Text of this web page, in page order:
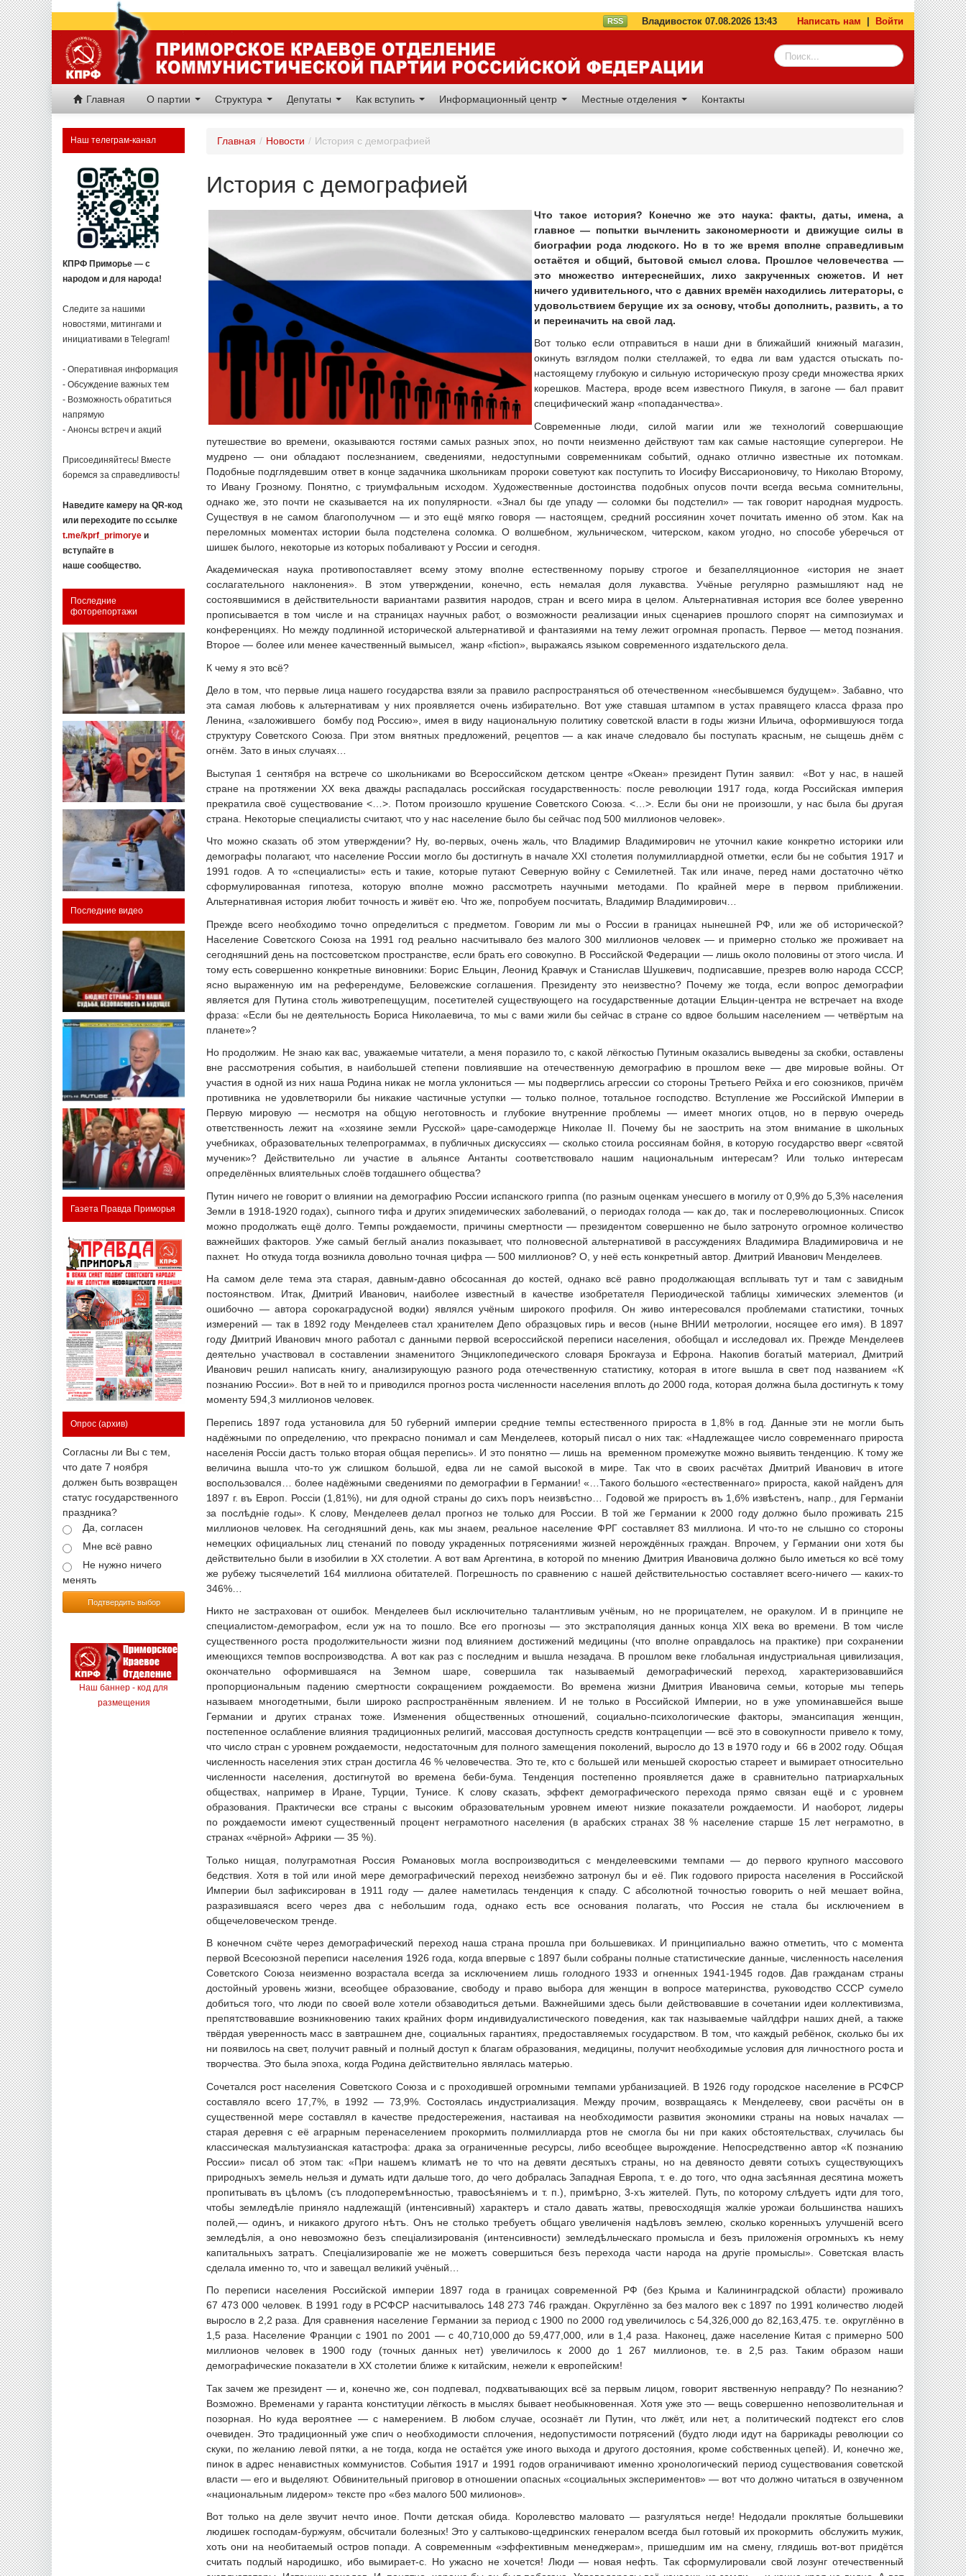
RSS Владивосток 07.08.2026 13:43 Написать нам Войти
Главная О партии Структура Депутаты Как вступить Информационный центр Местные отделения Контакты
Наш телеграм-канал
КПРФ Приморье — с
народом и для народа!
Следите за нашими
новостями, митингами и
инициативами в Telegram!
- Оперативная информация
- Обсуждение важных тем
- Возможность обратиться
напрямую
- Анонсы встреч и акций
Присоединяйтесь! Вместе
боремся за справедливость!
Наведите камеру на QR-код
или переходите по ссылке
t.me/kprf_primorye и
вступайте в
наше сообщество.
Последние
фоторепортажи
Последние видео
Газета Правда Приморья
Опрос (архив)
Согласны ли Вы с тем,
что дате 7 ноября
должен быть возвращен
статус государственного
праздника?
Да, согласен
Мне всё равно
Не нужно ничего
менять
Подтвердить выбор
Наш баннер - код для
размещения
Главная / Новости / История с демографией
История с демографией
Что такое история? Конечно же это наука: факты, даты, имена, а
главное — попытки вычленить закономерности и движущие силы в
биографии рода людского. Но в то же время вполне справедливым
остаётся и общий, бытовой смысл слова. Прошлое человечества —
это множество интереснейших, лихо закрученных сюжетов. И нет
ничего удивительного, что с давних времён находились литераторы, с
удовольствием берущие их за основу, чтобы дополнить, развить, а то
и переиначить на свой лад.
Вот только если отправиться в наши дни в ближайший книжный магазин,
окинуть взглядом полки стеллажей, то едва ли вам удастся отыскать по-
настоящему глубокую и сильную историческую прозу среди множества ярких
корешков. Мастера, вроде всем известного Пикуля, в загоне — бал правит
специфический жанр «попаданчества».
Современные люди, силой магии или же технологий совершающие
путешествие во времени, оказываются гостями самых разных эпох, но почти неизменно действуют там как самые настоящие супергерои. Не
мудрено — они обладают послезнанием, сведениями, недоступными современникам событий, однако отлично известные их потомкам.
Подобные подглядевшим ответ в конце задачника школьникам пророки советуют как поступить то Иосифу Виссарионовичу, то Николаю Второму,
то Ивану Грозному. Понятно, с триумфальным исходом. Художественные достоинства подобных опусов почти всегда весьма сомнительны,
однако же, это почти не сказывается на их популярности. «Знал бы где упаду — соломки бы подстелил» — так говорит народная мудрость.
Существуя в не самом благополучном — и это ещё мягко говоря — настоящем, средний россиянин хочет почитать именно об этом. Как на
переломных моментах истории была подстелена соломка. О волшебном, жульническом, читерском, каком угодно, но способе уберечься от
шишек былого, некоторые из которых побаливают у России и сегодня.
Академическая наука противопоставляет всему этому вполне естественному порыву строгое и безапелляционное «история не знает
сослагательного наклонения». В этом утверждении, конечно, есть немалая доля лукавства. Учёные регулярно размышляют над не
состоявшимися в действительности вариантами развития народов, стран и всего мира в целом. Альтернативная история все более уверенно
прописывается в том числе и на страницах научных работ, о возможности реализации иных сценариев прошлого спорят на симпозиумах и
конференциях. Но между подлинной исторической альтернативой и фантазиями на тему лежит огромная пропасть. Первое — метод познания.
Второе — более или менее качественный вымысел, жанр «fiction», выражаясь языком современного издательского дела.
К чему я это всё?
Дело в том, что первые лица нашего государства взяли за правило распространяться об отечественном «несбывшемся будущем». Забавно, что
эта самая любовь к альтернативам у них проявляется очень избирательно. Вот уже ставшая штампом в устах правящего класса фраза про
Ленина, «заложившего бомбу под Россию», имея в виду национальную политику советской власти в годы жизни Ильича, оформившуюся тогда
структуру Советского Союза. При этом внятных предложений, рецептов — а как иначе следовало бы поступать красным, не сыщешь днём с
огнём. Зато в иных случаях…
Выступая 1 сентября на встрече со школьниками во Всероссийском детском центре «Океан» президент Путин заявил: «Вот у нас, в нашей
стране на протяжении XX века дважды распадалась российская государственность: после революции 1917 года, когда Российская империя
прекратила своё существование <…>. Потом произошло крушение Советского Союза. <…>. Если бы они не произошли, у нас была бы другая
страна. Некоторые специалисты считают, что у нас население было бы сейчас под 500 миллионов человек».
Что можно сказать об этом утверждении? Ну, во-первых, очень жаль, что Владимир Владимирович не уточнил какие конкретно историки или
демографы полагают, что население России могло бы достигнуть в начале XXI столетия полумиллиардной отметки, если бы не события 1917 и
1991 годов. А то «специалисты» есть и такие, которые путают Северную войну с Семилетней. Так или иначе, перед нами достаточно чётко
сформулированная гипотеза, которую вполне можно рассмотреть научными методами. По крайней мере в первом приближении.
Альтернативная история любит точность и живёт ею. Что же, попробуем посчитать, Владимир Владимирович…
Прежде всего необходимо точно определиться с предметом. Говорим ли мы о России в границах нынешней РФ, или же об исторической?
Население Советского Союза на 1991 год реально насчитывало без малого 300 миллионов человек — и примерно столько же проживает на
сегодняшний день на постсоветском пространстве, если брать его совокупно. В Российской Федерации — лишь около половины от этого числа. И
тому есть совершенно конкретные виновники: Борис Ельцин, Леонид Кравчук и Станислав Шушкевич, подписавшие, презрев волю народа СССР,
ясно выраженную им на референдуме, Беловежские соглашения. Президенту это неизвестно? Почему же тогда, если вопрос демографии
является для Путина столь животрепещущим, посетителей существующего на государственные дотации Ельцин-центра не встречает на входе
фраза: «Если бы не деятельность Бориса Николаевича, то мы с вами жили бы сейчас в стране со вдвое большим населением — четвёртым на
планете»?
Но продолжим. Не знаю как вас, уважаемые читатели, а меня поразило то, с какой лёгкостью Путиным оказались выведены за скобки, оставлены
вне рассмотрения события, в наибольшей степени повлиявшие на отечественную демографию в прошлом веке — две мировые войны. От
участия в одной из них наша Родина никак не могла уклониться — мы подверглись агрессии со стороны Третьего Рейха и его союзников, причём
противника не удовлетворили бы никакие частичные уступки — только полное, тотальное господство. Вступление же Российской Империи в
Первую мировую — несмотря на общую неготовность и глубокие внутренние проблемы — имеет многих отцов, но в первую очередь
ответственность лежит на «хозяине земли Русской» царе-самодержце Николае II. Почему бы не заострить на этом внимание в школьных
учебниках, образовательных телепрограммах, в публичных дискуссиях — сколько стоила россиянам бойня, в которую государство вверг «святой
мученик»? Действительно ли участие в альянсе Антанты соответствовало нашим национальным интересам? Или только интересам
определённых влиятельных слоёв тогдашнего общества?
Путин ничего не говорит о влиянии на демографию России испанского гриппа (по разным оценкам унесшего в могилу от 0,9% до 5,3% населения
Земли в 1918-1920 годах), сыпного тифа и других эпидемических заболеваний, о периодах голода — как до, так и послереволюционных. Список
можно продолжать ещё долго. Темпы рождаемости, причины смертности — президентом совершенно не было затронуто огромное количество
важнейших факторов. Уже самый беглый анализ показывает, что полновесной альтернативой в рассуждениях Владимира Владимировича и не
пахнет. Но откуда тогда возникла довольно точная цифра — 500 миллионов? О, у неё есть конкретный автор. Дмитрий Иванович Менделеев.
На самом деле тема эта старая, давным-давно обсосанная до костей, однако всё равно продолжающая всплывать тут и там с завидным
постоянством. Итак, Дмитрий Иванович, наиболее известный в качестве изобретателя Периодической таблицы химических элементов (и
ошибочно — автора сорокаградусной водки) являлся учёным широкого профиля. Он живо интересовался проблемами статистики, точных
измерений — так в 1892 году Менделеев стал хранителем Депо образцовых гирь и весов (ныне ВНИИ метрологии, носящее его имя). В 1897
году Дмитрий Иванович много работал с данными первой всероссийской переписи населения, обобщал и исследовал их. Прежде Менделеев
деятельно участвовал в составлении знаменитого Энциклопедического словаря Брокгауза и Ефрона. Накопив богатый материал, Дмитрий
Иванович решил написать книгу, анализирующую разного рода отечественную статистику, которая в итоге вышла в свет под названием «К
познанию России». Вот в ней то и приводился прогноз роста численности населения вплоть до 2000 года, которая должна была достигнуть к тому
моменту 594,3 миллионов человек.
Перепись 1897 года установила для 50 губерний империи средние темпы естественного прироста в 1,8% в год. Данные эти не могли быть
надёжными по определению, что прекрасно понимал и сам Менделеев, который писал о них так: «Надлежащее число современнаго прироста
населенія Россіи дастъ только вторая общая перепись». И это понятно — лишь на временном промежутке можно выявить тенденцию. К тому же
величина вышла что-то уж слишком большой, едва ли не самой высокой в мире. Так что в своих расчётах Дмитрий Иванович в итоге
воспользовался… более надёжными сведениями по демографии в Германии! «…Такого большого «естественнаго» прироста, какой найденъ для
1897 г. въ Европ. Россіи (1,81%), ни для одной страны до сихъ поръ неизвѣстно… Годовой же приростъ въ 1,б% извѣстенъ, напр., для Германіи
за послѣдніе годы». К слову, Менделеев делал прогноз не только для России. В той же Германии к 2000 году должно было проживать 215
миллионов человек. На сегодняшний день, как мы знаем, реальное население ФРГ составляет 83 миллиона. И что-то не слышно со стороны
немецких официальных лиц стенаний по поводу украденных потрясениями жизней нерождённых граждан. Впрочем, у Германии они хотя бы
действительно были в изобилии в XX столетии. А вот вам Аргентина, в которой по мнению Дмитрия Ивановича должно было иметься ко всё тому
же рубежу тысячелетий 164 миллиона обитателей. Погрешность по сравнению с нашей действительностью составляет всего-ничего — каких-то
346%…
Никто не застрахован от ошибок. Менделеев был исключительно талантливым учёным, но не прорицателем, не оракулом. И в принципе не
специалистом-демографом, если уж на то пошло. Все его прогнозы — это экстраполяция данных конца XIX века во времени. В том числе
существенного роста продолжительности жизни под влиянием достижений медицины (что вполне оправдалось на практике) при сохранении
имеющихся темпов воспроизводства. А вот как раз с последним и вышла незадача. В прошлом веке глобальная индустриальная цивилизация,
окончательно оформившаяся на Земном шаре, совершила так называемый демографический переход, характеризовавшийся
пропорциональным падению смертности сокращением рождаемости. Во времена жизни Дмитрия Ивановича семьи, которые мы теперь
называем многодетными, были широко распространённым явлением. И не только в Российской Империи, но в уже упоминавшейся выше
Германии и других странах тоже. Изменения общественных отношений, социально-психологические факторы, эмансипация женщин,
постепенное ослабление влияния традиционных религий, массовая доступность средств контрацепции — всё это в совокупности привело к тому,
что число стран с уровнем рождаемости, недостаточным для полного замещения поколений, выросло до 13 в 1970 году и 66 в 2002 году. Общая
численность населения этих стран достигла 46 % человечества. Это те, кто с большей или меньшей скоростью стареет и вымирает относительно
численности населения, достигнутой во времена беби-бума. Тенденция постепенно проявляется даже в сравнительно патриархальных
обществах, например в Иране, Турции, Тунисе. К слову сказать, эффект демографического перехода прямо связан ещё и с уровнем
образования. Практически все страны с высоким образовательным уровнем имеют низкие показатели рождаемости. И наоборот, лидеры
по рождаемости имеют существенный процент неграмотного населения (в арабских странах 38 % население старше 15 лет неграмотно, в
странах «чёрной» Африки — 35 %).
Только нищая, полуграмотная Россия Романовых могла воспроизводиться с менделеевскими темпами — до первого крупного массового
бедствия. Хотя в той или иной мере демографический переход неизбежно затронул бы и её. Пик годового прироста населения в Российской
Империи был зафиксирован в 1911 году — далее наметилась тенденция к спаду. С абсолютной точностью говорить о ней мешает война,
разразившаяся всего через два с небольшим года, однако есть все основания полагать, что Россия не стала бы исключением в
общечеловеческом тренде.
В конечном счёте через демографический переход наша страна прошла при большевиках. И принципиально важно отметить, что с момента
первой Всесоюзной переписи населения 1926 года, когда впервые с 1897 были собраны полные статистические данные, численность населения
Советского Союза неизменно возрастала всегда за исключением лишь голодного 1933 и огненных 1941-1945 годов. Дав гражданам страны
достойный уровень жизни, всеобщее образование, свободу и право выбора для женщин в вопросе материнства, руководство СССР сумело
добиться того, что люди по своей воле хотели обзаводиться детьми. Важнейшими здесь были действовавшие в сочетании идеи коллективизма,
препятствовавшие возникновению таких крайних форм индивидуалистического поведения, как так называемые чайлдфри наших дней, а также
твёрдая уверенность масс в завтрашнем дне, социальных гарантиях, предоставляемых государством. В том, что каждый ребёнок, сколько бы их
ни появилось на свет, получит равный и полный доступ к благам образования, медицины, получит необходимые условия для личностного роста и
творчества. Это была эпоха, когда Родина действительно являлась матерью.
Сочетался рост населения Советского Союза и с проходившей огромными темпами урбанизацией. В 1926 году городское население в РСФСР
составляло всего 17,7%, в 1992 — 73,9%. Состоялась индустриализация. Между прочим, возвращаясь к Менделееву, свои расчёты он в
существенной мере составлял в качестве предостережения, настаивая на необходимости развития экономики страны на новых началах —
старая деревня с её аграрным перенаселением прокормить полмиллиарда ртов не смогла бы ни при каких обстоятельствах, случилась бы
классическая мальтузианская катастрофа: драка за ограниченные ресурсы, либо всеобщее вырождение. Непосредственно автор «К познанию
России» писал об этом так: «При нашемъ климатѣ не то что на девяти десятыхъ страны, но на девяносто девяти сотыхъ существующихъ
природныхъ земель нельзя и думать идти дальше того, до чего добралась Западная Европа, т. е. до того, что одна засѣянная десятина можетъ
пропитывать въ цѣломъ (съ плодоперемѣнностью, травосѣяніемъ и т. п.), примѣрно, 3-хъ жителей. Путь, по которому слѣдуетъ идти для того,
чтобы земледѣліе приняло надлежащій (интенсивный) характеръ и стало давать жатвы, превосходящія жалкіе урожаи большинства нашихъ
полей,— одинъ, и никакого другого нѣтъ. Онъ не столько требуетъ общаго увеличенія надѣловъ землею, сколько коренныхъ улучшеній всего
земледѣлія, а оно невозможно безъ спеціализированія (интенсивности) земледѣльческаго промысла и безъ приложенія огромныхъ къ нему
капитальныхъ затратъ. Спеціализировапіе же не можетъ совершиться безъ перехода части народа на другіе промыслы». Советская власть
сделала именно то, что и завещал великий учёный…
По переписи населения Российской империи 1897 года в границах современной РФ (без Крыма и Калининградской области) проживало
67 473 000 человек. В 1991 году в РСФСР насчитывалось 148 273 746 граждан. Округлённо за без малого век с 1897 по 1991 количество людей
выросло в 2,2 раза. Для сравнения население Германии за период с 1900 по 2000 год увеличилось с 54,326,000 до 82,163,475. т.е. округлённо в
1,5 раза. Население Франции с 1901 по 2001 — с 40,710,000 до 59,477,000, или в 1,4 раза. Наконец, даже население Китая с примерно 500
миллионов человек в 1900 году (точных данных нет) увеличилось к 2000 до 1 267 миллионов, т.е. в 2,5 раз. Таким образом наши
демографические показатели в XX столетии ближе к китайским, нежели к европейским!
Так зачем же президент — и, конечно же, сон подпевал, подхватывающих всё за первым лицом, говорит явственную неправду? По незнанию?
Возможно. Временами у гаранта конституции лёгкость в мыслях бывает необыкновенная. Хотя уже это — вещь совершенно непозволительная и
позорная. Но куда вероятнее — с намерением. В любом случае, осознаёт ли Путин, что лжёт, или нет, а политический подтекст его слов
очевиден. Это традиционный уже спич о необходимости сплочения, недопустимости потрясений (будто люди идут на баррикады революции со
скуки, по желанию левой пятки, а не тогда, когда не остаётся уже иного выхода и другого достояния, кроме собственных цепей). И, конечно же,
пинок в адрес ненавистных коммунистов. События 1917 и 1991 годов ограничивают именно хронологический период существования советской
власти — его и выделяют. Обвинительный приговор в отношении опасных «социальных экспериментов» — вот что должно читаться в озвученном
«национальным лидером» тексте про «без малого 500 милионов».
Вот только на деле звучит нечто иное. Почти детская обида. Королевство маловато — разгуляться негде! Недодали проклятые большевики
людишек господам-буржуям, обсчитали болезных! Это у салтыково-щедринских генералом всегда был готовый их прокормить обслужить мужик,
хоть они на необитаемый остров попади. А современным «эффективным менеджерам», пришедшим им на смену, глядишь вот-вот придётся
считать подлый народишко, ибо вымирает-с. Но ужасно не хочется! Люди — новая нефть. Так сформулировали свой лозунг отечественный